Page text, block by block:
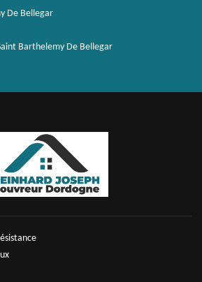
De Bellegar
Barthelemy De Bellegar